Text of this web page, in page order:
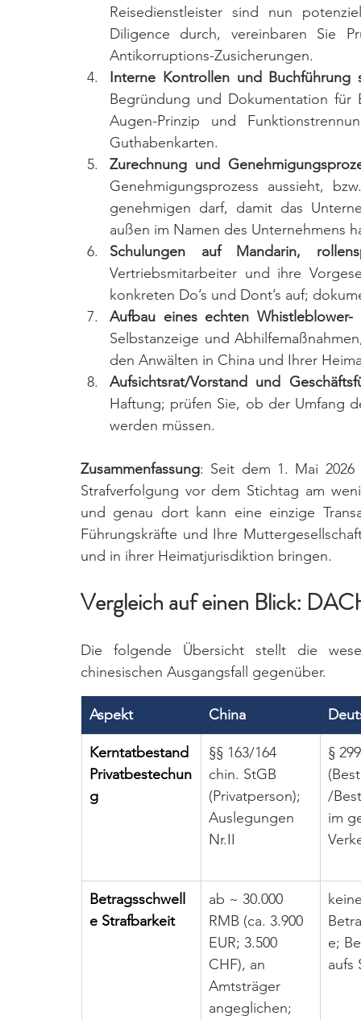
Reisedienstleister sind nun
Diligence durch, vereinbaren Sie
Antikorruptions-Zusicherungen.
Interne Kontrollen und Buchführung
Begründung und Dokumentation für
Augen-Prinzip und
Guthabenkarten.
Zurechnung und
Genehmigungsprozess aussieht,
genehmigen darf, damit das
außen im Namen des Unternehmens
Schulungen auf Mandarin,
Vertriebsmitarbeiter und ihre
konkreten Do’s und Dont’s auf;
Aufbau eines echten
Selbstanzeige und
den Anwälten in China und Ihrer
Aufsichtsrat/Vorstand und
Haftung; prüfen Sie, ob der Umfang
werden müssen.
Zusammenfassung: Seit dem 1. Mai
Strafverfolgung vor dem Stichtag am
und genau dort kann eine einzige
Führungskräfte und Ihre
und in ihrer Heimatjurisdiktion bringen.
Vergleich auf einen Blick:
Die folgende Übersicht stellt die
chinesischen Ausgangsfall gegenüber.
Aspekt China
Kerntatbestand
Privatbestechun
g
§§ 163/164
chin. StGB
(Privatperson);
Auslegungen
Nr.II
§
/
im
Betragsschwell
e Strafbarkeit
ab ~ 30.000
RMB (ca. 3.900
EUR; 3.500
CHF), an
Amtsträger
angeglichen;
e;
aufs